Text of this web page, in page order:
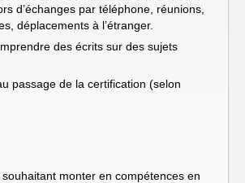
d’échanges par téléphone, réunions,
déplacements à l’étranger.
des écrits sur des sujets
passage de la certification (selon
monter en compétences en